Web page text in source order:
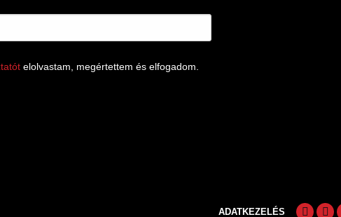
elolvastam, megértettem és elfogadom.
ADATKEZELÉS